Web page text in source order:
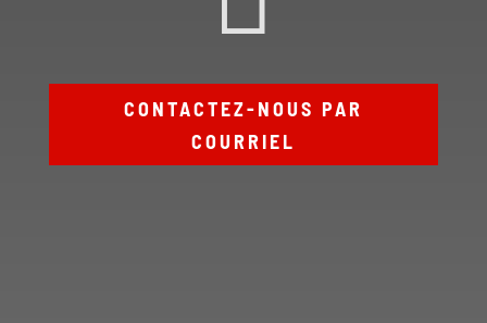
CONTACTEZ-NOUS PAR
COURRIEL